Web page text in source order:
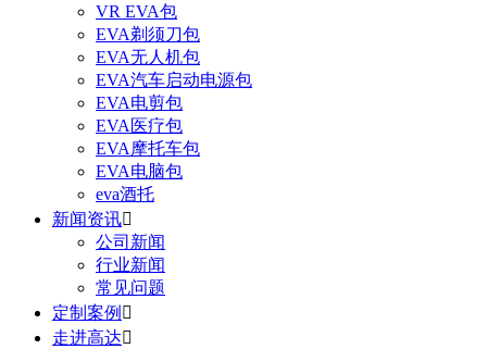
VR EVA包
EVA剃须刀包
EVA无人机包
EVA汽车启动电源包
EVA电剪包
EVA医疗包
EVA摩托车包
EVA电脑包
eva酒托
新闻资讯
公司新闻
行业新闻
常见问题
定制案例 
走进高达